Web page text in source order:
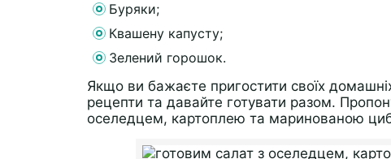
Буряки;
Квашену капусту;
Зелений горошок.
Якщо ви бажаєте пригостити своїх
рецепти та давайте готувати разом.
оселедцем, картоплею та маринованою